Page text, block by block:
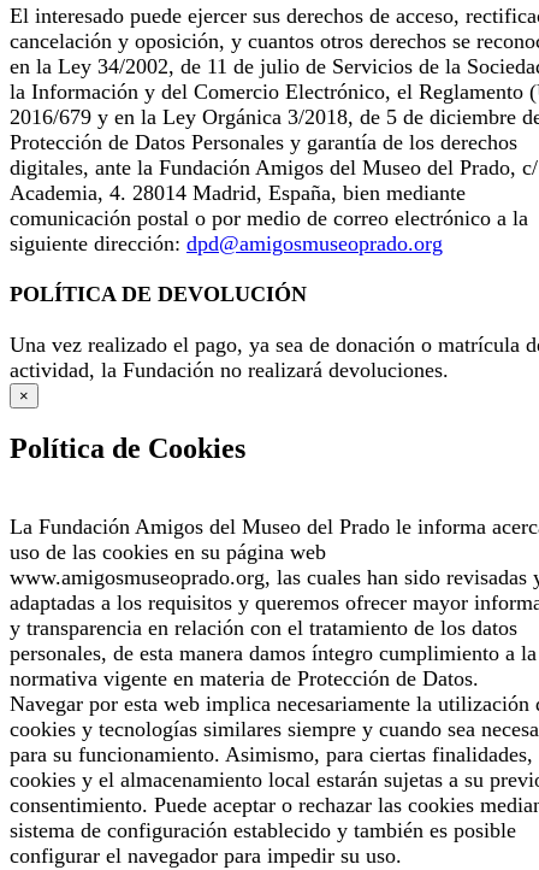
El interesado puede ejercer sus derechos de acceso,
cancelación y oposición, y cuantos otros derechos se
en la Ley 34/2002, de 11 de julio de Servicios de la
la Información y del Comercio Electrónico, el Reglamento
2016/679 y en la Ley Orgánica 3/2018, de 5 de diciembre
Protección de Datos Personales y garantía de los derechos
digitales, ante la Fundación Amigos del Museo del Prado,
Academia, 4. 28014 Madrid, España, bien mediante
comunicación postal o por medio de correo electrónico a la
siguiente dirección: dpd@amigosmuseoprado.org
POLÍTICA DE DEVOLUCIÓN
Una vez realizado el pago, ya sea de donación o matrícula
actividad, la Fundación no realizará devoluciones.
×
Política de Cookies
La Fundación Amigos del Museo del Prado le informa
uso de las cookies en su página web
www.amigosmuseoprado.org, las cuales han sido revisadas
adaptadas a los requisitos y queremos ofrecer mayor
y transparencia en relación con el tratamiento de los datos
personales, de esta manera damos íntegro cumplimiento a la
normativa vigente en materia de Protección de Datos.
Navegar por esta web implica necesariamente la utilización
cookies y tecnologías similares siempre y cuando sea
para su funcionamiento. Asimismo, para ciertas finalidades,
cookies y el almacenamiento local estarán sujetas a su
consentimiento. Puede aceptar o rechazar las cookies
sistema de configuración establecido y también es posible
configurar el navegador para impedir su uso.